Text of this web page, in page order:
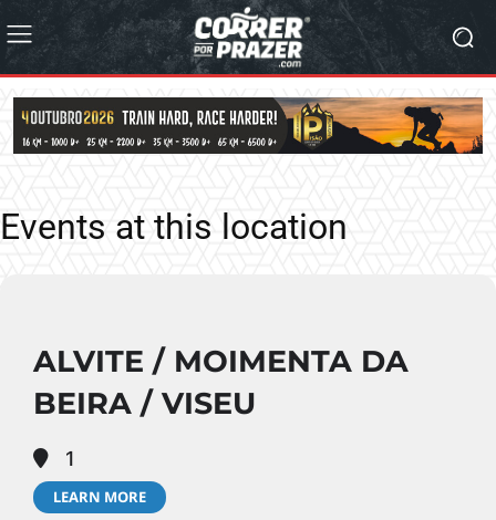
Events at this location
ALVITE / MOIMENTA DA
BEIRA / VISEU
1
LEARN MORE